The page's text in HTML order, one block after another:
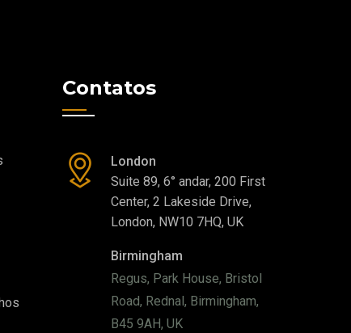
Contatos
London
Suite 89, 6° andar, 200 First
Center, 2 Lakeside Drive,
London, NW10 7HQ, UK
Birmingham
Regus, Park House, Bristol
Road, Rednal, Birmingham,
B45 9AH, UK